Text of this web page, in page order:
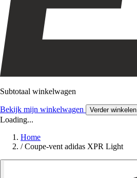
Subtotaal winkelwagen
Bekijk mijn winkelwagen Verder winkelen
Loading...
Home
/ Coupe-vent adidas XPR Light